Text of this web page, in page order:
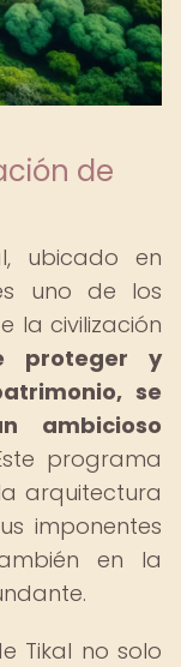
de
ubicado en
uno de los
la civilización
proteger y
se
ambicioso
programa
arquitectura
imponentes
en la
Tikal no solo